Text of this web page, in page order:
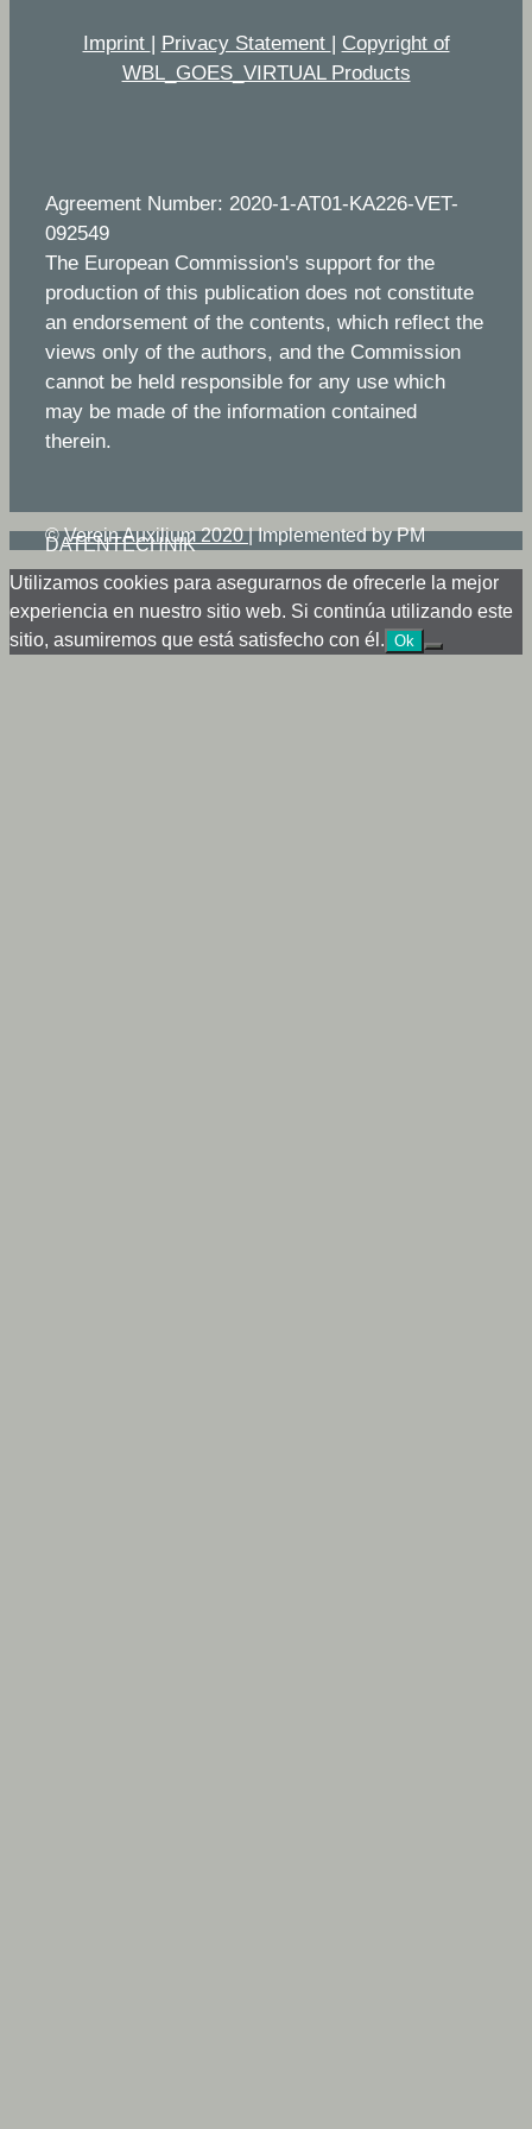
Imprint Privacy Statement
Copyright of
WBL_GOES_VIRTUAL Products
Agreement Number: 2020-1-AT01-KA226-VET-
092549
The European Commission's support for the
production of this publication does not constitute
an endorsement of the contents, which reflect the
views only of the authors, and the Commission
cannot be held responsible for any use which
may be made of the information contained
therein.
©Verein Auxilium 2020|Implemented by PM
DATENTECHNIK
Utilizamos cookies para asegurarnos de ofrecerle la mejor
experiencia en nuestro sitio web. Si continúa utilizando este
sitio, asumiremos que está satisfecho con él. Ok